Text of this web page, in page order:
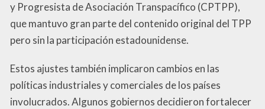
y Progresista de Asociación Transpacífico (CPTPP),
que mantuvo gran parte del contenido original del TPP
pero sin la participación estadounidense.
Estos ajustes también implicaron cambios en las
políticas industriales y comerciales de los países
involucrados. Algunos gobiernos decidieron fortalecer